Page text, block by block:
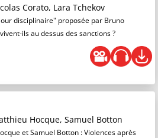
Corato, Lara Tchekov
disciplinaire" proposée par Bruno
ils au dessus des sanctions ?
Hocque, Samuel Botton
et Samuel Botton : Violences après